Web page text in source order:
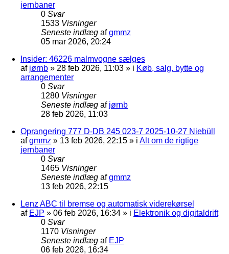
jernbaner
0 Svar
1533 Visninger
Seneste indlæg afgmmz
05 mar 2026, 20:24
Insider: 46226 malmvogne sælges
af jørnb » 28 feb 2026, 11:03 » i Køb, salg, bytte og
arrangementer
0 Svar
1280 Visninger
Seneste indlæg af jørnb
28 feb 2026, 11:03
Oprangering 777 D-DB 245 023-7 2025-10-27 Niebüll
afgmmz » 13 feb 2026, 22:15 » i Alt om de rigtige
jernbaner
0 Svar
1465 Visninger
Seneste indlæg afgmmz
13 feb 2026, 22:15
Lenz ABC til bremse og automatisk viderekørsel
af EJP » 06 feb 2026, 16:34 » i Elektronik og digitaldrift
0 Svar
1170 Visninger
Seneste indlæg af EJP
06 feb 2026, 16:34